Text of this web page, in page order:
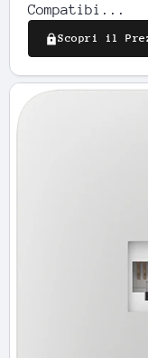
Compatibi...
Scopri il